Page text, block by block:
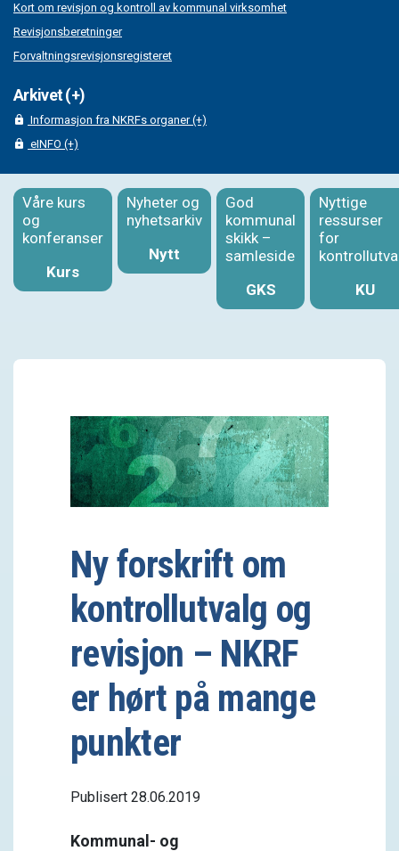
Kort om revisjon og kontroll av kommunal virksomhet
Revisjonsberetninger
Forvaltningsrevisjonsregisteret
Arkivet (+)
Informasjon fra NKRFs organer (+)
eINFO (+)
Våre kurs
og
konferanser
Kurs
Nyheter og
nyhetsarkiv
Nytt
God
kommunal
skikk –
samleside
GKS
Nyttige
ressurser
for
KU
Ny forskrift om
kontrollutvalg og
revisjon – NKRF
er hørt på mange
punkter
Publisert 28.06.2019
Kommunal- og